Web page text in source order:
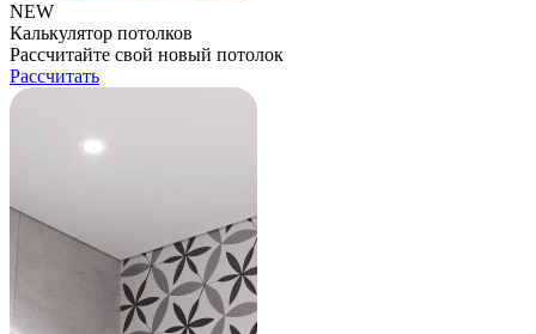
NEW
Калькулятор потолков
Рассчитайте свой новый потолок
Рассчитать